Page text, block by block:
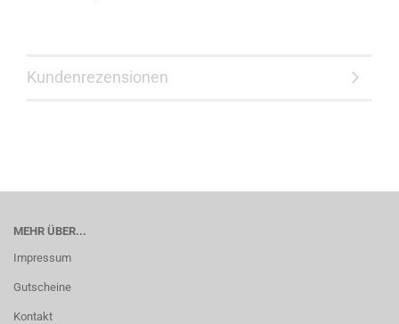
Kundenrezensionen
MEHR ÜBER...
Impressum
Gutscheine
Kontakt